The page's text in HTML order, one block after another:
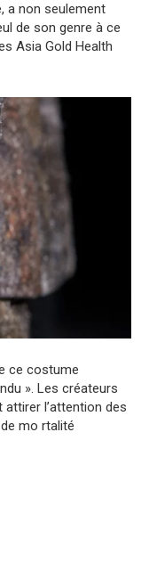
a non seulement
de son genre à ce
Asia Gold Health
ce costume
». Les créateurs
l’attention des
mo rtalité